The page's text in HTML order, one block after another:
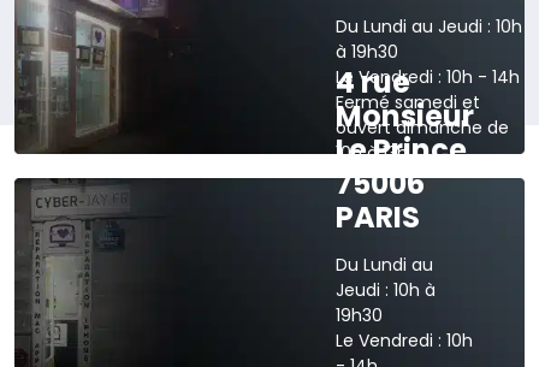
Du Lundi au Jeudi : 10h
à 19h30
Le Vendredi : 10h - 14h
Fermé samedi et
ouvert dimanche de
10h à 13h
Voir sur la carte
4 rue
Monsieur
Le Prince
75006
PARIS
Du Lundi au
Jeudi : 10h à
19h30
Le Vendredi : 10h